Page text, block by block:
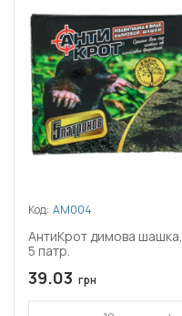
Код: АМ004
АнтиКрот димова шашка,
5 патр.
39.03 грн